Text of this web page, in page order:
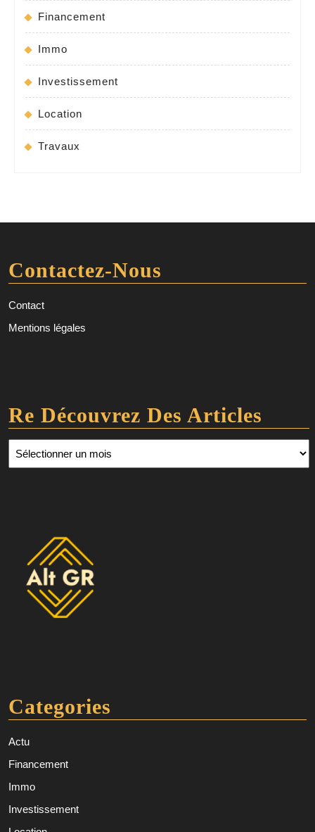
Financement
Immo
Investissement
Location
Travaux
Contactez-Nous
Contact
Mentions légales
Re Découvrez Des Articles
Categories
Actu
Financement
Immo
Investissement